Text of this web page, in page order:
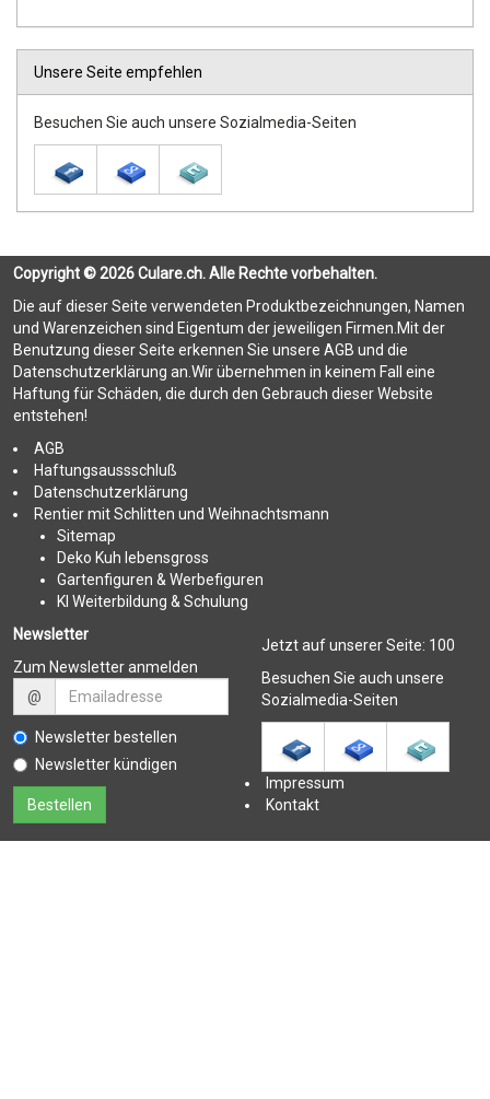
Unsere Seite empfehlen
Besuchen Sie auch unsere Sozialmedia-Seiten
Copyright © 2026 Culare.ch. Alle Rechte vorbehalten.
Die auf dieser Seite verwendeten Produktbezeichnungen, Namen
und Warenzeichen sind Eigentum der jeweiligen Firmen.Mit der
Benutzung dieser Seite erkennen Sie unsere AGB und die
Datenschutzerklärung an.Wir übernehmen in keinem Fall eine
Haftung für Schäden, die durch den Gebrauch dieser Website
entstehen!
AGB
Haftungsaussschluß
Datenschutzerklärung
Rentier mit Schlitten und Weihnachtsmann
Sitemap
Deko Kuh lebensgross
Gartenfiguren & Werbefiguren
KI Weiterbildung & Schulung
Newsletter
Zum Newsletter anmelden
@
Newsletter bestellen
Newsletter kündigen
Jetzt auf unserer Seite: 100
Besuchen Sie auch unsere
Sozialmedia-Seiten
Impressum
Kontakt